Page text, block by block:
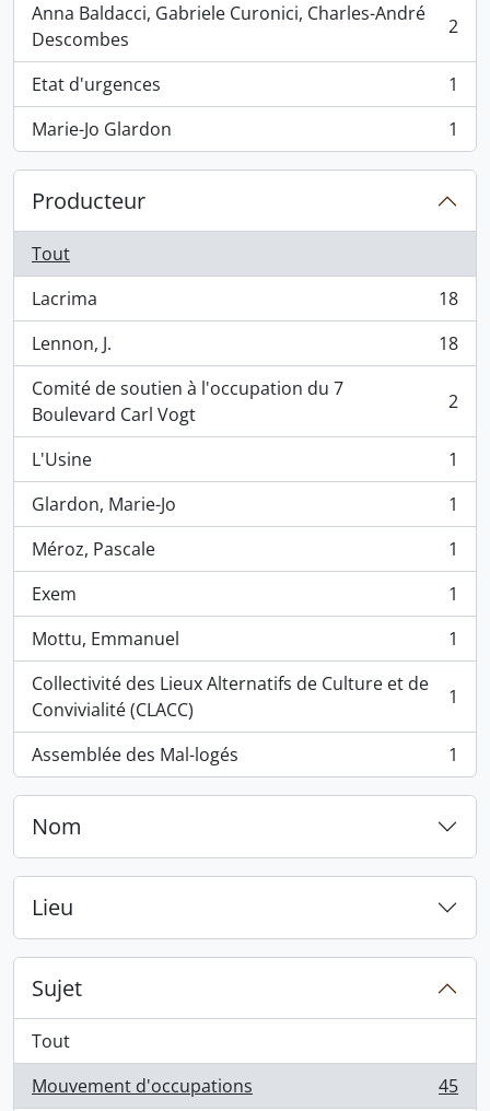
Anna Baldacci, Gabriele Curonici, Charles-André
Descombes
, 2 résultats 2
Etat d'urgences
, 1 résultats
1
Marie-Jo Glardon
, 1 résultats 1
Producteur
Tout
Lacrima
, 18 résultats
18
Lennon, J.
, 18 résultats
18
Comité de soutien à l'occupation du 7
Boulevard Carl Vogt
, 2 résultats 2
L'Usine
, 1 résultats
1
Glardon, Marie-Jo
, 1 résultats
1
Méroz, Pascale
, 1 résultats
1
Exem
, 1 résultats
1
Mottu, Emmanuel
, 1 résultats
1
Collectivité des Lieux Alternatifs de Culture et de
Convivialité (CLACC)
, 1 résultats 1
Assemblée des Mal-logés
, 1 résultats 1
Nom
Lieu
Sujet
Tout
Mouvement d'occupations
, 45 résultats
45